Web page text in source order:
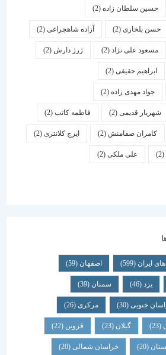
سلطان زاده(2)
(2) آزاده شاهچراغی(2)
علی نژاد(2) ژرژ دارش (2)
حقیقی(2)
مهدی زاده(2)
قدیمی(2) فاطمه کاتب(2)
صفامنش(2) ایرج کلانتری (2)
علی ملکی(2)
(599) اصفهان (59)
سمنان (39)
(30) مرکزی (26)
گیلان قزوین
خراسان شمالی(20)